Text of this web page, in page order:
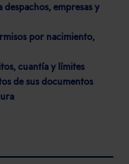
empresas y
por nacimiento,
cuantía y límites
de sus documentos